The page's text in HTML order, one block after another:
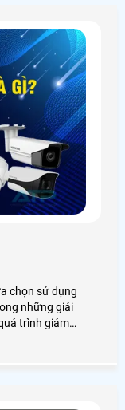
chọn sử dụng
những giải
trình giám